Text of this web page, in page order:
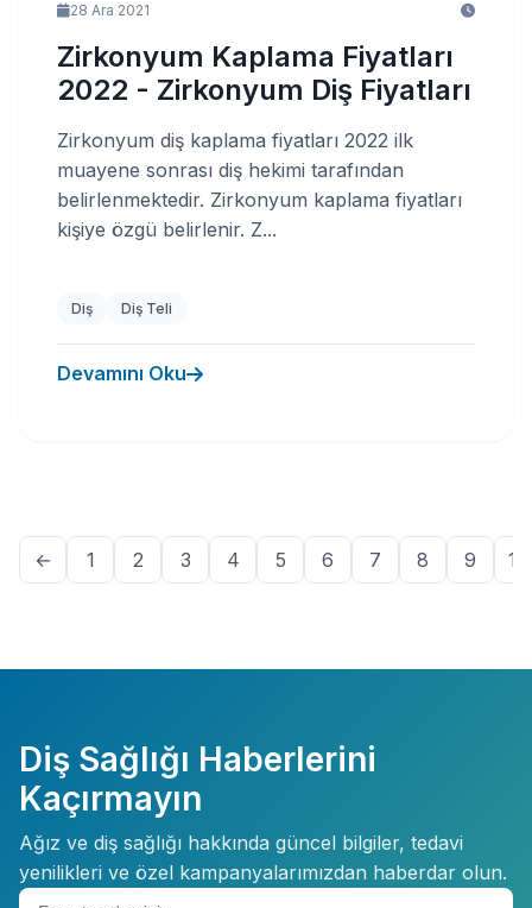
28 Ara 2021
Zirkonyum Kaplama Fiyatları
2022 - Zirkonyum Diş Fiyatları
Zirkonyum diş kaplama fiyatları 2022 ilk
muayene sonrası diş hekimi tarafından
belirlenmektedir. Zirkonyum kaplama fiyatları
kişiye özgü belirlenir. Z...
Diş Diş Teli
Devamını Oku
← 1 2 3 4 5 6 7 8 9 10
Diş Sağlığı Haberlerini
Kaçırmayın
Ağız ve diş sağlığı hakkında güncel bilgiler, tedavi
yenilikleri ve özel kampanyalarımızdan haberdar olun.